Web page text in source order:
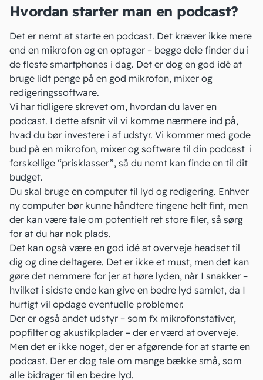
Hvordan starter man en podcast?
Det er nemt at starte en podcast. Det kræver ikke mere
end en mikrofon og en optager – begge dele finder du i
de fleste smartphones i dag. Det er dog en god idé at
bruge lidt penge på en god mikrofon, mixer og
redigeringssoftware.
Vi har tidligere skrevet om, hvordan du laver en
podcast. I dette afsnit vil vi komme nærmere ind på,
hvad du bør investere i af udstyr. Vi kommer med gode
bud på en mikrofon, mixer og software til din podcast i
forskellige “prisklasser”, så du nemt kan finde en til dit
budget.
Du skal bruge en computer til lyd og redigering. Enhver
ny computer bør kunne håndtere tingene helt fint, men
der kan være tale om potentielt ret store filer, så sørg
for at du har nok plads.
Det kan også være en god idé at overveje headset til
dig og dine deltagere. Det er ikke et must, men det kan
gøre det nemmere for jer at høre lyden, når I snakker –
hvilket i sidste ende kan give en bedre lyd samlet, da I
hurtigt vil opdage eventuelle problemer.
Der er også andet udstyr – som fx mikrofonstativer,
popfilter og akustikplader – der er værd at overveje.
Men det er ikke noget, der er afgørende for at starte en
podcast. Der er dog tale om mange bække små, som
alle bidrager til en bedre lyd.